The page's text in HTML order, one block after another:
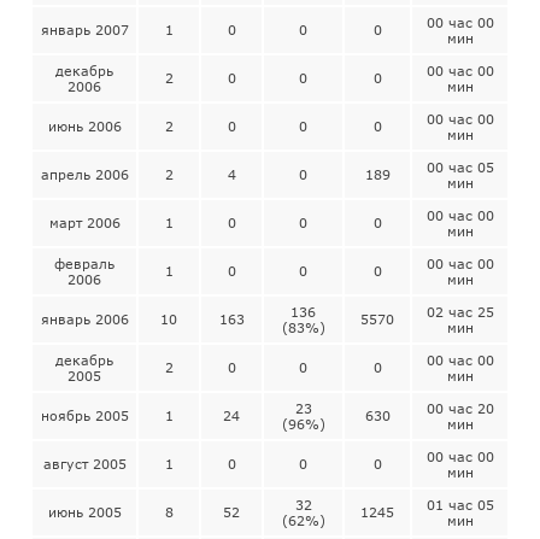
январь 2007 1 0 0 0
00 час 00
мин
декабрь
2006
2 0 0 0
00 час 00
мин
июнь 2006 2 0 0 0
00 час 00
мин
апрель 2006 2 4 0 189
00 час 05
мин
март 2006 1 0 0 0
00 час 00
мин
февраль
2006
1 0 0 0
00 час 00
мин
январь 2006 10 163
136
(83%)
5570
02 час 25
мин
декабрь
2005
2 0 0 0
00 час 00
мин
ноябрь 2005 1 24
23
(96%)
630
00 час 20
мин
август 2005 1 0 0 0
00 час 00
мин
июнь 2005 8 52
32
(62%)
1245
01 час 05
мин